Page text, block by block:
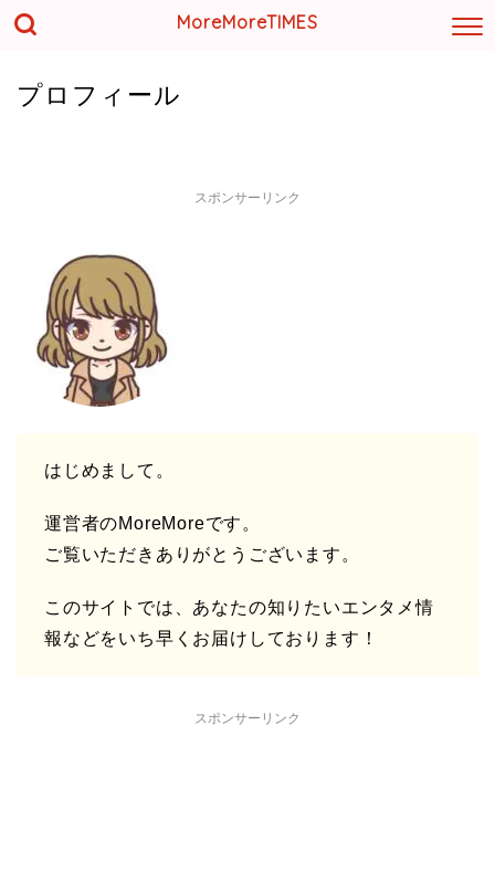
MoreMoreTIMES
プロフィール
スポンサーリンク
はじめまして。
運営者のMoreMoreです。
ご覧いただきありがとうございます。
このサイトでは、あなたの知りたいエンタメ情
報などをいち早くお届けしております！
スポンサーリンク